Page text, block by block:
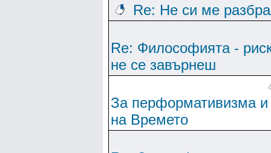
Re: Не си ме
Re: Философията -
не се завърнеш
За перформативизма и
на Времето